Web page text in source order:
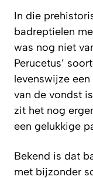
In die
badreptielen
was nog niet
Perucetus’
levenswijze
van de vondst
zit het nog
een gelukkige
Bekend is dat
met bijzonder